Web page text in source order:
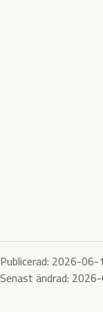
Publicerad: 2026-06-
Senast ändrad: